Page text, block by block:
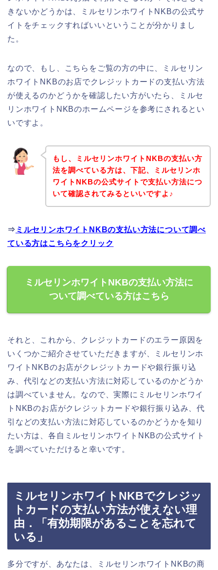
きないかどうかは、ミルセリンホワイトNKBの公式サ
イトをチェックすればいいということが分かりまし
た。
なので、もし、こちらをご覧の方の中に、ミルセリン
ホワイトNKBのお店でクレジットカードの支払い方法
が使えるのかどうかを確認したい方がいたら、ミルセ
リンホワイトNKBのホームページを参考にされるとい
いですよ。
もし、ミルセリンホワイトNKBの支払い方
法を調べている方は、下記、ミルセリンホ
ワイトNKBの公式サイトで支払い方法につ
いて確認されてみるといいですよ♪
⇒ ミルセリンホワイトNKBの支払い方法について調べ
ている方はこちらをクリック
ミルセリンホワイトNKBの支払い方法に
ついて調べている方はこちら
それと、これから、クレジットカードのエラー原因を
いくつかご紹介させていただきますが、ミルセリンホ
ワイトNKBのお店がクレジットカードや銀行振り込
み、代引などの支払い方法に対応しているのかどうか
は調べていません。なので、実際にミルセリンホワイ
トNKBのお店がクレジットカードや銀行振り込み、代
引などの支払い方法に対応しているのかどうかを知り
たい方は、各自ミルセリンホワイトNKBの公式サイト
を調べていただけると幸いです。
ミルセリンホワイトNKBでクレジッ
トカードの支払い方法が使えない理
由．「有効期限があることを忘れて
いる」
多分ですが、あなたは、ミルセリンホワイトNKBの商